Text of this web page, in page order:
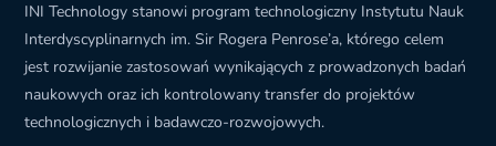
INI Technology stanowi program technologiczny Instytutu Nauk
Interdyscyplinarnych im. Sir Rogera Penrose’a, którego celem
jest rozwijanie zastosowań wynikających z prowadzonych badań
naukowych oraz ich kontrolowany transfer do projektów
technologicznych i badawczo-rozwojowych.